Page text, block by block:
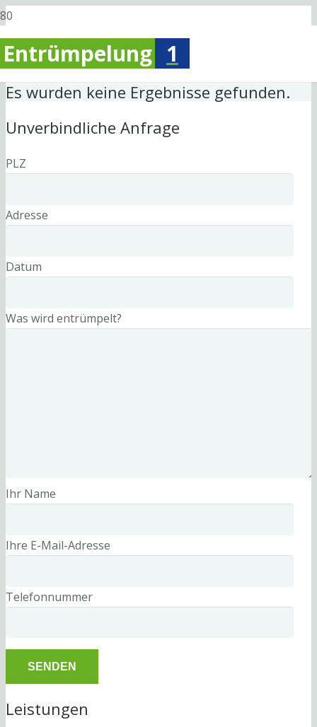
Entrümpelung 1
Es wurden keine Ergebnisse gefunden.
Unverbindliche Anfrage
PLZ
Adresse
Datum
Was wird entrümpelt?
Ihr Name
Ihre E-Mail-Adresse
Telefonnummer
Leistungen